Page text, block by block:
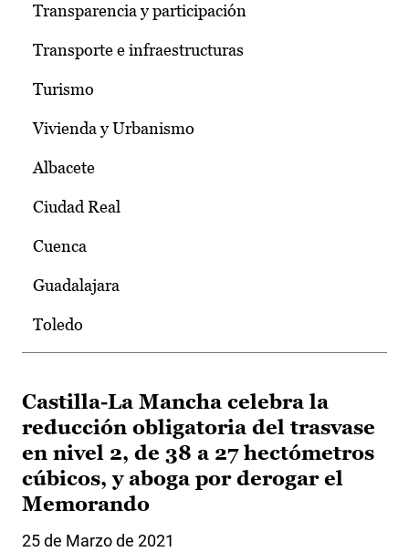
Transparencia y participación
Transporte e infraestructuras
Turismo
Vivienda y Urbanismo
Albacete
Ciudad Real
Cuenca
Guadalajara
Toledo
Castilla-La Mancha celebra la
reducción obligatoria del trasvase
en nivel 2, de 38 a 27 hectómetros
cúbicos, y aboga por derogar el
Memorando
25 de Marzo de 2021